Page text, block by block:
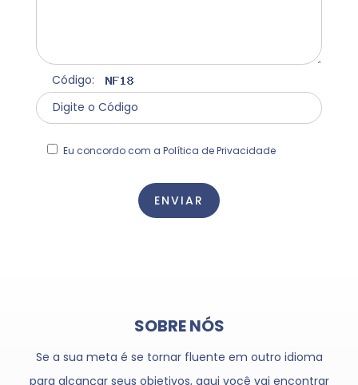
Código:
Eu concordo com a Política de Privacidade
SOBRE NÓS
Se a sua meta é se tornar fluente em outro idioma
para alcançar seus objetivos, aqui você vai encontrar